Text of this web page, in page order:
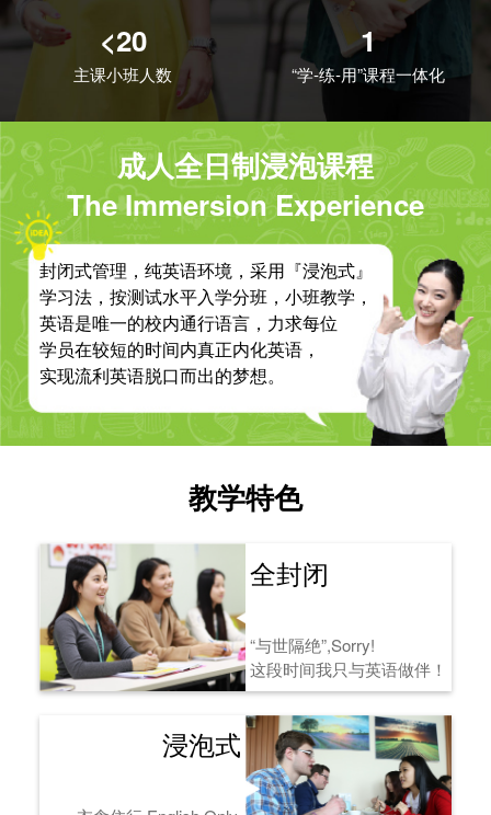
<20
主课小班人数
1
“学-练-用”课程一体化
成人全日制浸泡课程
The Immersion Experience
封闭式管理，纯英语环境，采用『浸泡式』
学习法，按测试水平入学分班，小班教学，
英语是唯一的校内通行语言，力求每位
学员在较短的时间内真正内化英语，
实现流利英语脱口而出的梦想。
教学特色
全封闭
“与世隔绝”,Sorry!
这段时间我只与英语做伴！
浸泡式